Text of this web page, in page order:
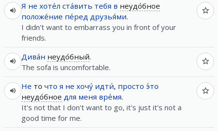
Я не хоте́л ста́вить тебя в неудо́бное
положе́ние пе́ред друзья́ми.
I didn't want to embarrass you in front of your
friends.
Дива́н неудо́бный.
The sofa is uncomfortable.
Не то что я не хочу́ идти́, просто э́то
неудо́бное для меня вре́мя.
It's not that I don't want to go, it's just it's not a
good time for me.